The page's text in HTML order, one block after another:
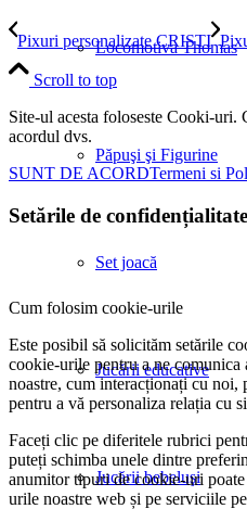
Locomotiva Thomas
Păpuşi şi Figurine
Set joacă
Jucării educative
Jucării bebeluşi
Pixuri personalizate CRISTI
Scroll to top
Site-ul acesta foloseste Cooki-uri.
acordul dvs.
SUNT DE ACORDTermeni si
Setările de confidențialitate
Cum folosim cookie-urile
Este posibil să solicităm setările
cookie-urile pentru a ne
noastre, cum interacționați cu noi,
pentru a vă personaliza relația cu
Faceți clic pe diferitele rubrici
puteți schimba unele dintre
anumitor tipuri de cookie-uri
urile noastre web și pe serviciile